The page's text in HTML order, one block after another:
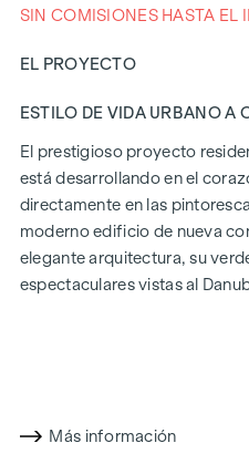
SIN COMISIONES HASTA EL
EL PROYECTO
ESTILO DE VIDA URBANO A
El prestigioso proyecto
está desarrollando en el
directamente en las
moderno edificio de nueva
elegante arquitectura, su
espectaculares vistas al
barrios más animados de
Más información